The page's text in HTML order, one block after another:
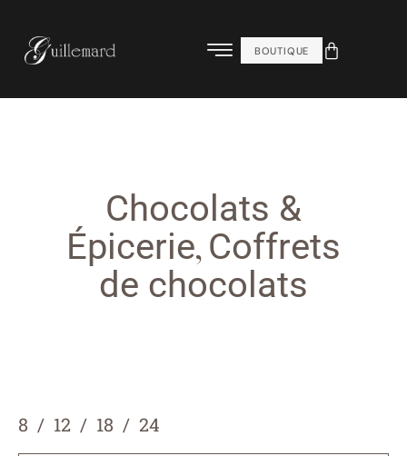
BOUTIQUE
Chocolats &
Épicerie,Coffrets
de chocolats
8 12 18 24